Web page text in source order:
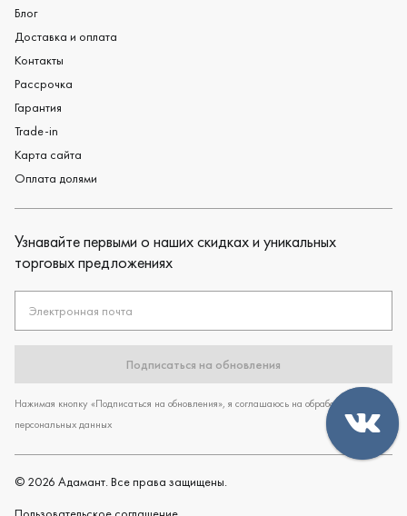
Блог
Доставка и оплата
Контакты
Рассрочка
Гарантия
Trade-in
Карта сайта
Оплата долями
Узнавайте первыми о наших скидках и уникальных
торговых предложениях
Электронная почта
Подписаться на обновления
Нажимая кнопку «Подписаться на обновления», я соглашаюсь на обработку
персональных данных
© 2026 Адамант. Все права защищены.